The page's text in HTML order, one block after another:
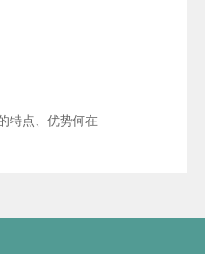
特点、优势何在